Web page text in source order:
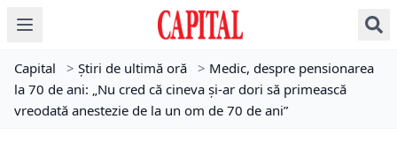
Capital > Știri de ultimă oră > Medic, despre pensionarea
la 70 de ani: „Nu cred că cineva şi-ar dori să primească
vreodată anestezie de la un om de 70 de ani”